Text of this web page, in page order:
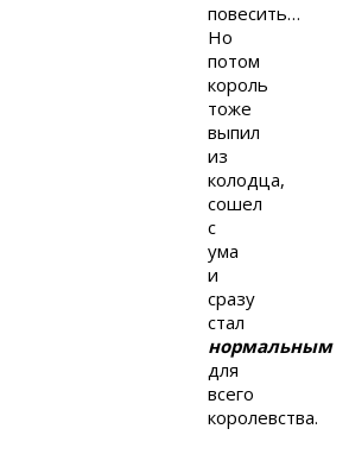
повесить…
Но
потом
король
тоже
выпил
из
колодца,
сошел
с
ума
и
сразу
стал
нормальным
для
всего
королевства.